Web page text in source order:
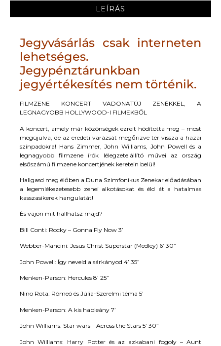
LEÍRÁS
Jegyvásárlás csak interneten
lehetséges.
Jegypénztárunkban
jegyértékesítés nem történik.
FILMZENE KONCERT VADONATÚJ ZENÉKKEL, A
LEGNAGYOBB HOLLYWOOD-I FILMEKBŐL
A koncert, amely már közönségek ezreit hódította meg – most
megújulva, de az eredeti varázsát megőrizve tér vissza a hazai
színpadokra! Hans Zimmer, John Williams, John Powell és a
legnagyobb filmzene írók lélegzetelállító művei az ország
elsőszámú filmzene koncertjének keretein belül!
Hallgasd meg élőben a Duna Szimfonikus Zenekar előadásában
a legemlékezetesebb zenei alkotásokat és éld át a hatalmas
kasszasikerek hangulatát!
És vajon mit hallhatsz majd?
Bill Conti: Rocky – Gonna Fly Now 3’
Webber-Mancini: Jesus Christ Superstar (Medley) 6’ 30”
John Powell: Így neveld a sárkányod 4’ 35”
Menken-Parson: Hercules 8’ 25”
Nino Rota: Rómeó és Júlia-Szerelmi téma 5’
Menken-Parson: A kis hableány 7’
John Williams: Star wars – Across the Stars 5’ 30”
John Williams: Harry Potter és az azkabani fogoly – Aunt